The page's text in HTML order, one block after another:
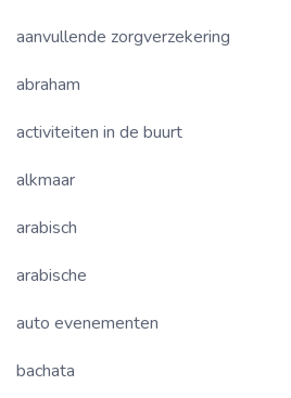
aanvullende zorgverzekering
abraham
activiteiten in de buurt
alkmaar
arabisch
arabische
auto evenementen
bachata